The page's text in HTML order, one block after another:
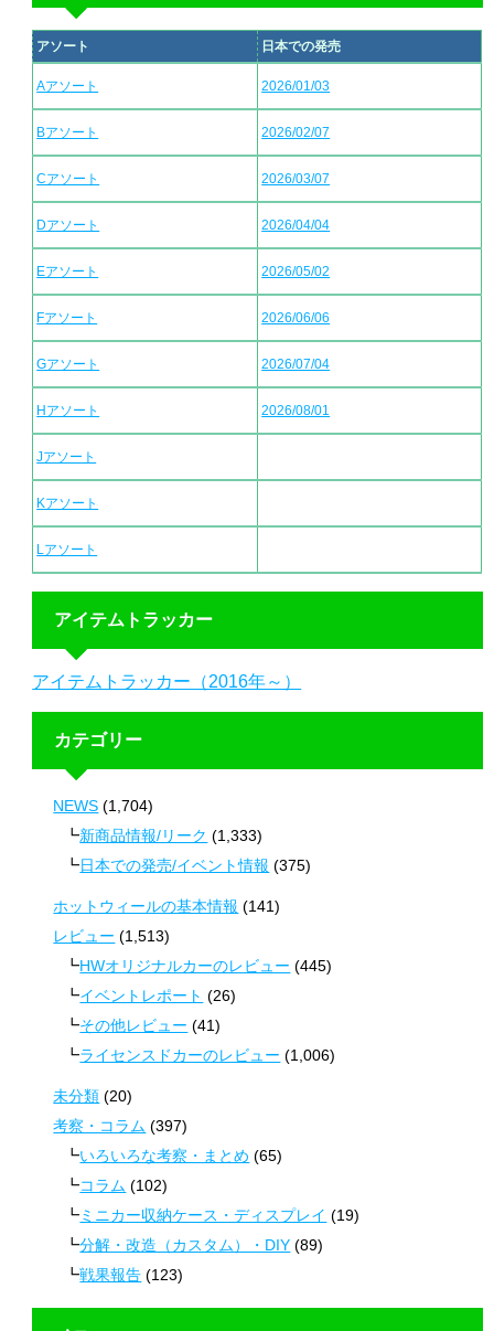
アソート 日本での発売
Aアソート 2026/01/03
Bアソート 2026/02/07
Cアソート 2026/03/07
Dアソート 2026/04/04
Eアソート 2026/05/02
Fアソート 2026/06/06
Gアソート 2026/07/04
Hアソート 2026/08/01
Jアソート
Kアソート
Lアソート
アイテムトラッカー
アイテムトラッカー（2016年～）
カテゴリー
NEWS (1,704)
新商品情報/リーク (1,333)
日本での発売/イベント情報 (375)
ホットウィールの基本情報 (141)
レビュー (1,513)
HWオリジナルカーのレビュー (445)
イベントレポート (26)
その他レビュー (41)
ライセンスドカーのレビュー (1,006)
未分類 (20)
考察・コラム (397)
いろいろな考察・まとめ (65)
コラム (102)
ミニカー収納ケース・ディスプレイ (19)
分解・改造（カスタム）・DIY (89)
戦果報告 (123)